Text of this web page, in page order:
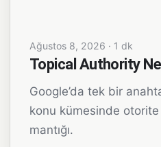
Ağustos 8, 2026 · 1 dk
Topical Authority
Google’da tek bir
konu kümesinde otorite
mantığı.